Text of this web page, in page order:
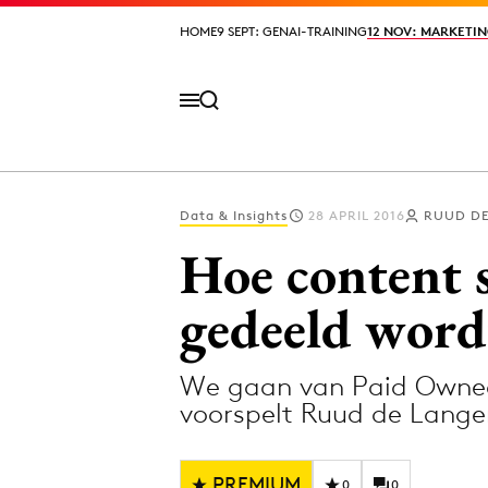
HOME9 SEPT: GENAI-TRAINING12 NOV:
HOME9 SEPT: GENAI-TRAINING12 NOV:
Design
Digital
Diversiteit
Data & Insights 28 APRIL 2016 RUUD
Hoe content
gedeeld
We gaan van Paid
voorspelt Ruud de
0 0